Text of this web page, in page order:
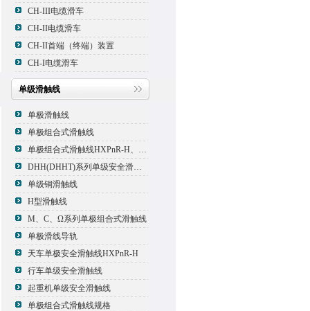
CH-III电缆滑车
CH-II电缆滑车
CH-II首端（终端）装置
CH-I电缆滑车
单级滑触线
单极滑触线
单极组合式滑触线
单极组合式滑触线HXPnR-H、HXPnR-H8 、HXPnR-HT
DHH(DHHT)系列单级安全滑触线
单级铜滑触线
H型滑触线
M、C、Ω系列单极组合式滑触线
单极滑线导轨
天车单极安全滑触线HXPnR-H
行车单级安全滑触线
起重机单级安全滑触线
单极组合式滑触线规格